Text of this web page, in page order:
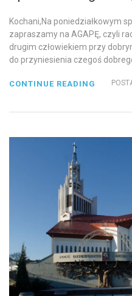
Kochani,Na poniedziałkowym
zapraszamy na AGAPĘ, czyli
drugim człowiekiem przy
do przyniesienia czegoś
CONTINUE READING